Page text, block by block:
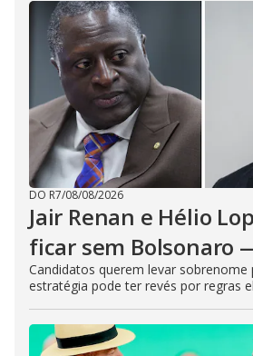
DO R7/08/08/2026
Jair Renan e Hélio
ficar sem Bolsonaro
Candidatos querem levar sobrenome
estratégia pode ter revés por regras